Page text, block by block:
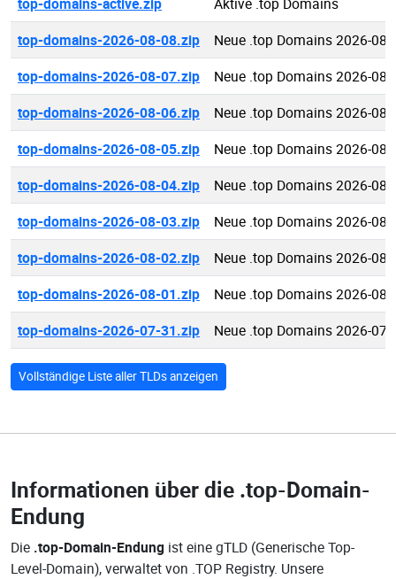
top-domains-2026-08-08.zip
Neue .top Domains 2026-08-
top-domains-2026-08-07.zip
Neue .top Domains 2026-08-
top-domains-2026-08-06.zip
Neue .top Domains 2026-08-
top-domains-2026-08-05.zip
Neue .top Domains 2026-08-
top-domains-2026-08-04.zip
Neue .top Domains 2026-08-
top-domains-2026-08-03.zip
Neue .top Domains 2026-08-
top-domains-2026-08-02.zip
Neue .top Domains 2026-08-
top-domains-2026-08-01.zip
Neue .top Domains 2026-08-
top-domains-2026-07-31.zip
Neue .top Domains 2026-07-
Vollständige Liste aller TLDs anzeigen
Informationen über die .top-Domain-
Endung
Die .top-Domain-Endung ist eine gTLD (Generische Top-
Level-Domain), verwaltet von .TOP Registry. Unsere